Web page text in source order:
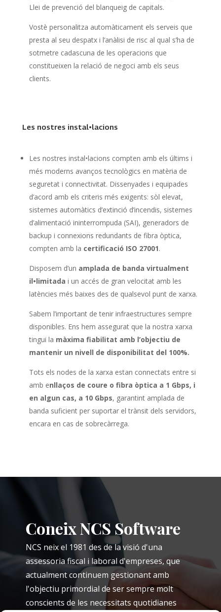
Llei de prevenció del blanqueig de capitals.
Vostè personalitza automàticament els serveis que
presta al seu despatx i l’anàlisi de risc al qual s’ha de
sotmetre cadascuna de les operacions que
constitueixen la relació de negoci amb els seus
clients.
Les nostres instal•lacions
Les nostres instal•lacions compten amb els últims i
més moderns avanços tecnològics en matèria de
seguretat i connectivitat. Dissenyades i equipades
d’acord amb els criteris més exigents: sòl elevat,
sistemes automàtics d’extinció d’incendis, sistemes
d’alimentació ininterrompuda (SAI), generadors de
backup i connexions redundants de fibra òptica,
compten amb la certificació ISO 27001.
Disposem d’un amplada de banda virtualment
il•limitada i un accés de gran velocitat amb les
latències més baixes des de qualsevol punt de xarxa.
Sabem l’important de tenir infraestructures sempre
disponibles. Ens hem assegurat que la nostra xarxa
tingui la màxima fiabilitat amb l’objectiu de
mantenir un nivell de disponibilitat del 100%.
Tots els nodes de la xarxa estan connectats entre si
amb enllaços de coure o fibra òptica a 1 Gbps, i
en algun cas, a 10 Gbps, garantint amplada de
banda suficient per suportar el trànsit dels servidors,
encara en cas de sobrecàrrega.
Coneix NCS Software
NCS neix el 1981 des de la visió d'una
assessoria fiscal i laboral d'empreses, que
actualment continuem gestionant amb
l'objectiu primordial de ser sempre molt
conscients de les necessitats quotidianes